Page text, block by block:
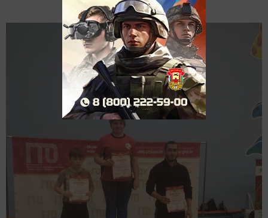
Добавить Шешминскую новь в Яндекс.Новости